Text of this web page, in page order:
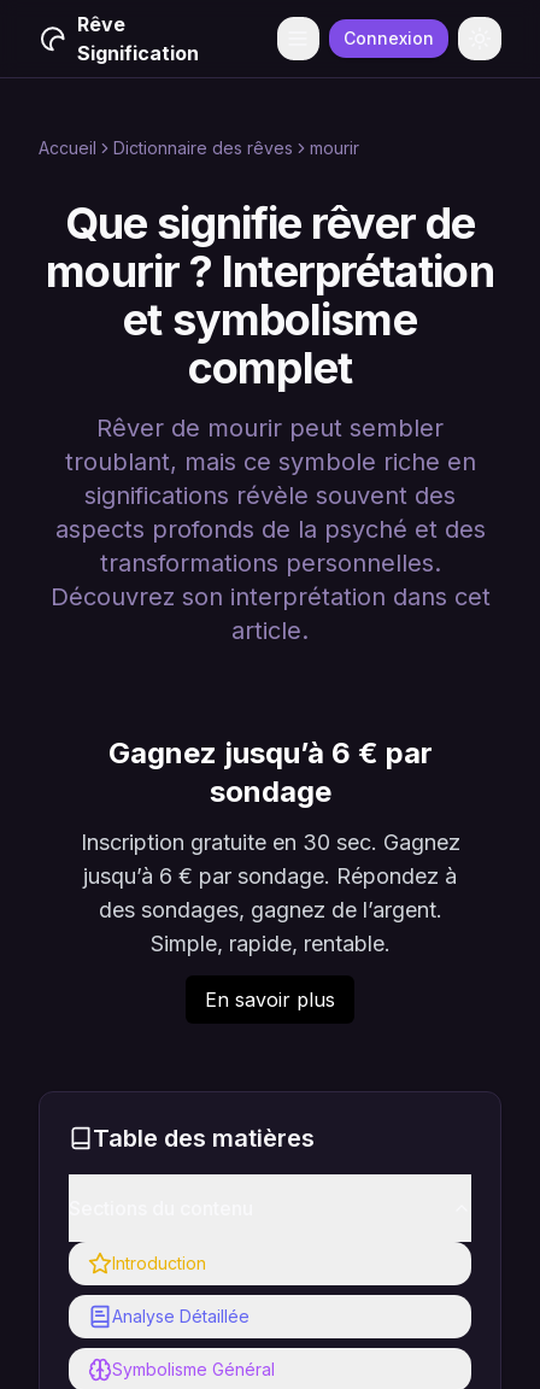
Rêve
Signification
Menu Connexion
Accueil Dictionnaire des rêves mourir
Que signifie rêver de
mourir ? Interprétation
et symbolisme
complet
Rêver de mourir peut sembler
troublant, mais ce symbole riche en
significations révèle souvent des
aspects profonds de la psyché et des
transformations personnelles.
Découvrez son interprétation dans cet
article.
Gagnez jusqu’à 6 € par
sondage
Inscription gratuite en 30 sec. Gagnez
jusqu’à 6 € par sondage. Répondez à
des sondages, gagnez de l’argent.
Simple, rapide, rentable.
En savoir plus
Table des matières
Introduction
Analyse Détaillée
Symbolisme Général